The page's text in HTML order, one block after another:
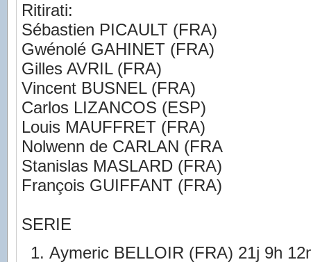
Ritirati:
Sébastien PICAULT (FRA)
Gwénolé GAHINET (FRA)
Gilles AVRIL (FRA)
Vincent BUSNEL (FRA)
Carlos LIZANCOS (ESP)
Louis MAUFFRET (FRA)
Nolwenn de CARLAN (FRA
Stanislas MASLARD (FRA)
François GUIFFANT (FRA)
SERIE
Aymeric BELLOIR (FRA) 21j 9h